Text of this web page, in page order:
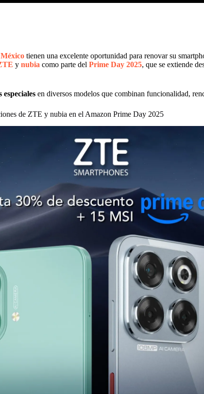
tienen una excelente oportunidad para renovar su
y nubia como parte del Prime Day 2025, que se extiende
especiales en diversos modelos que combinan funcionalidad,
de ZTE y nubia en el Amazon Prime Day 2025